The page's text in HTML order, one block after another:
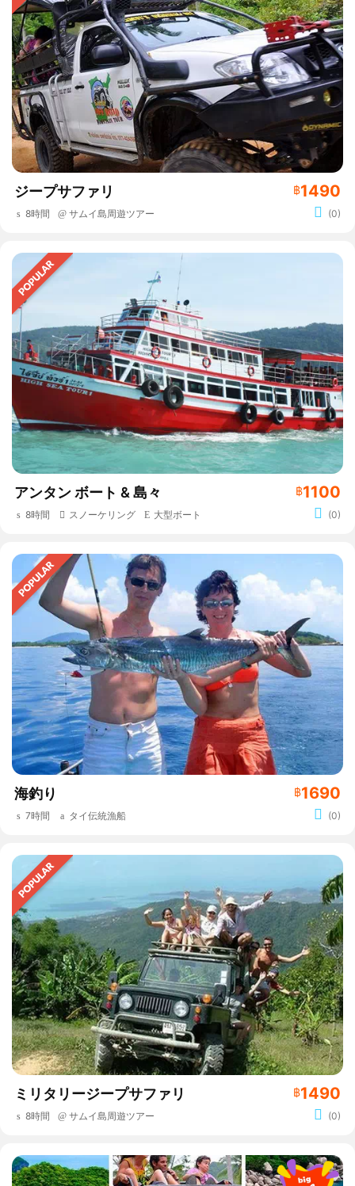
ジープサファリ ฿1490
8時間 サムイ島周遊ツアー (0)
アンタン ボート & 島々 ฿1100
8時間 スノーケリング 大型ボート (0)
海釣り ฿1690
7時間 タイ伝統漁船 (0)
ミリタリージープサファリ ฿1490
8時間 サムイ島周遊ツアー (0)